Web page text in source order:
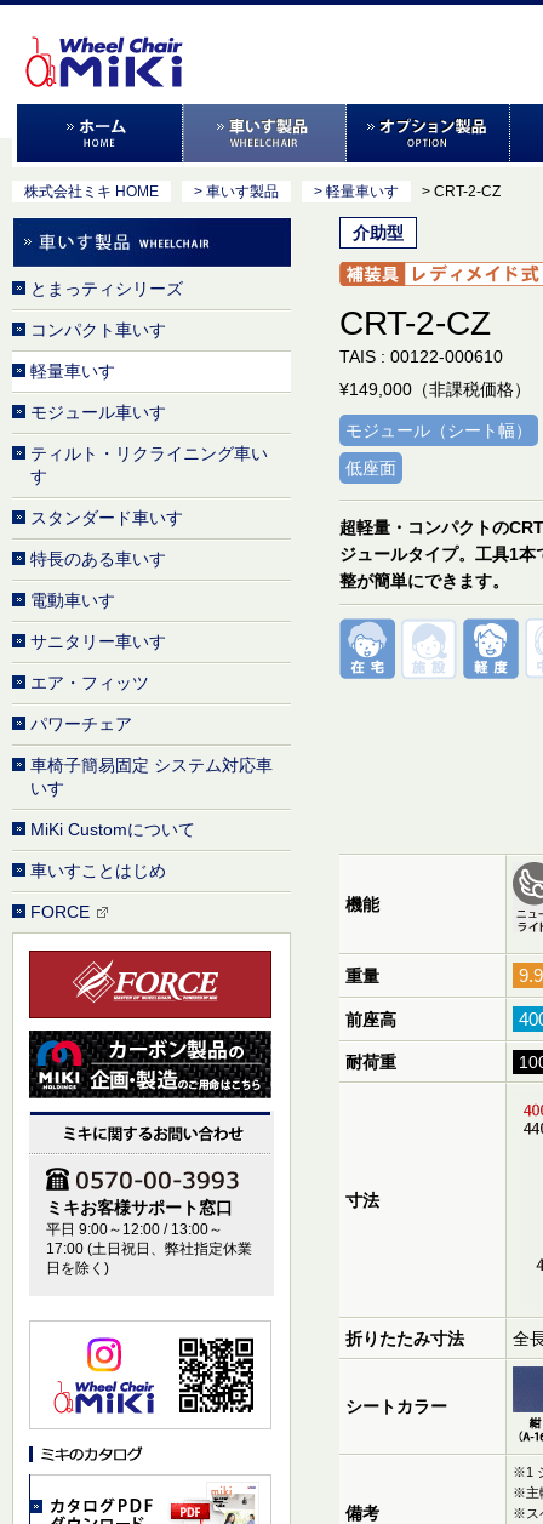
株式会社ミキ HOME > 車いす製品 > 軽量車いす > CRT-2-CZ
介助型
CRT-2-CZ
TAIS : 00122-000610
¥149,000（非課税価格）
モジュール（シート幅）
低座面
超軽量・コンパクトの
ジュールタイプ。工具1本
整が簡単にできます。
機能
重量
前座高
耐荷重
寸法
折りたたみ寸法 全
シートカラー
備考
※1
※主
※ス
とまっティシリーズ
コンパクト車いす
軽量車いす
モジュール車いす
ティルト・リクライニング車い
す
スタンダード車いす
特長のある車いす
電動車いす
サニタリー車いす
エア・フィッツ
パワーチェア
車椅子簡易固定 システム対応車
いす
MiKi Customについて
車いすことはじめ
FORCE
ミキお客様サポート窓口
平日 9:00～12:00 / 13:00～
17:00 (土日祝日、弊社指定休業
日を除く)